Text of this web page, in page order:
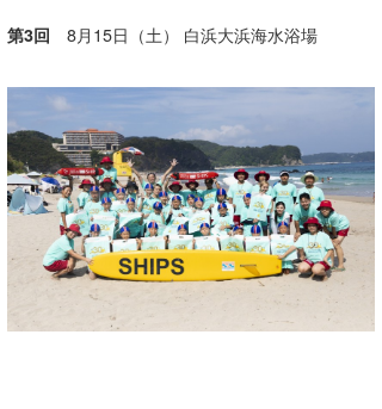
第3回 8月15日（土） 白浜大浜海水浴場
waka☆=
YUKI☆
たっちー
ハンマー
まっきー
三輪予報士
小川予報士